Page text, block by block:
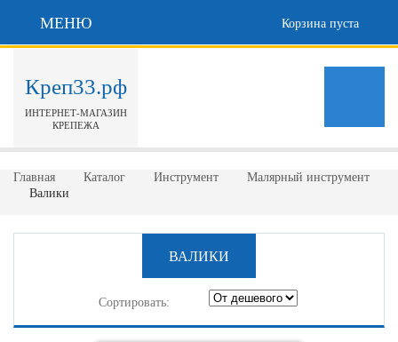
МЕНЮ Корзина пуста
Креп33.рф
ИНТЕРНЕТ-МАГАЗИН
КРЕПЕЖА
Главная Каталог Инструмент
Малярный инструмент
Валики
ВАЛИКИ
Сортировать: